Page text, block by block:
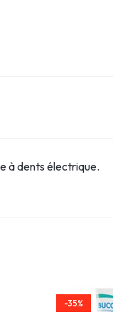
à dents électrique.
-35%